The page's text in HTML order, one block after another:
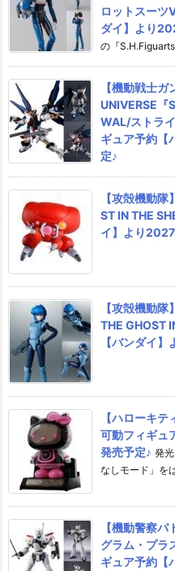
ロットスーツ
ダイ】より
の『
【機動戦士
UNIVERSE『
WAL/ストラ
ギュア予約【
定♪
【攻殻機動
ST IN THE
イ】より
【攻殻機動
THE GHOST
【バンダイ
【ハローキ
可動フィギュ
発売予定♪ 発
なしモード」を
【機動警察
グラム・プラ
ギュア予約【